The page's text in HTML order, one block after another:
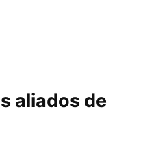
aliados de